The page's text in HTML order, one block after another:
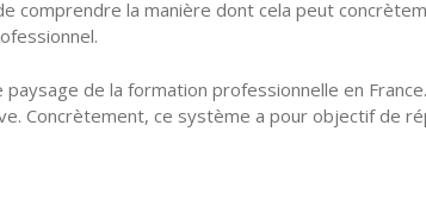
la manière dont cela peut
de la formation professionnelle en
Concrètement, ce système a pour objectif de